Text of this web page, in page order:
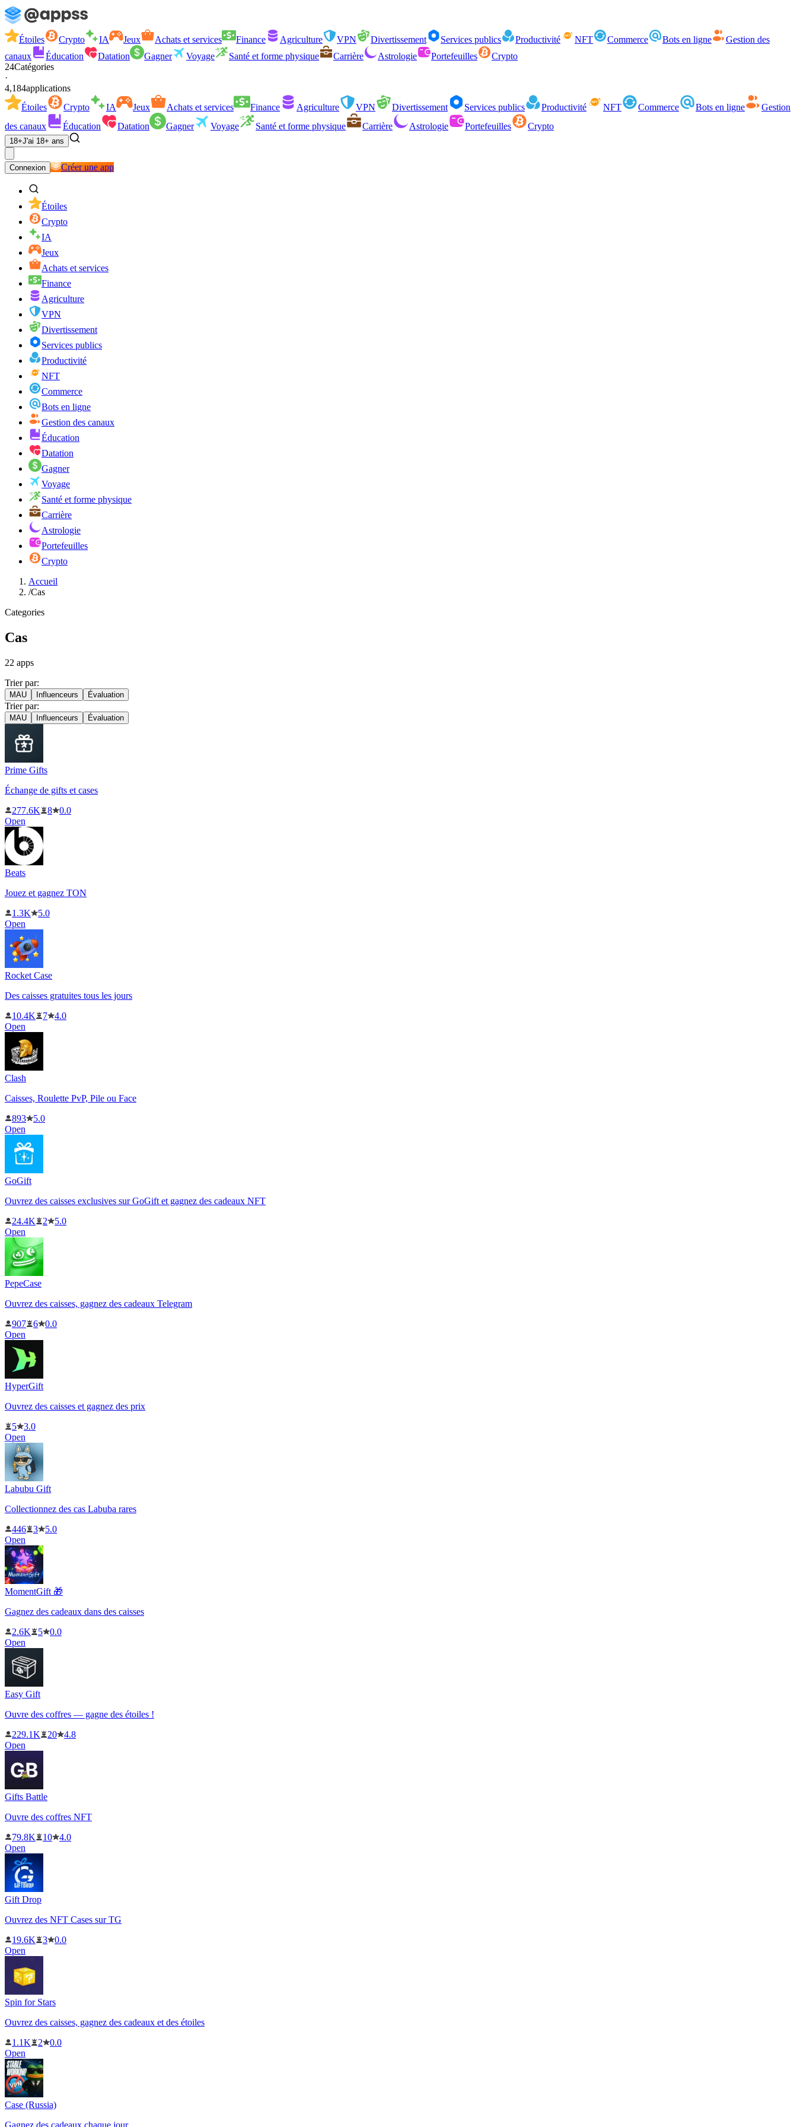
Étoiles Crypto IA Jeux Achats et services Finance Agriculture VPN Divertissement Services publics Productivité NFT Commerce Bots en ligne
Gestion des
canaux
Éducation Datation Gagner Voyage Santé et forme physique Carrière Astrologie Portefeuilles
Crypto
24Catégories
·
4,184applications
Étoiles
Crypto IA Jeux Achats et services Finance Agriculture VPN Divertissement Services publics Productivité NFT Commerce Bots en ligne
Gestion
des canaux
Éducation Datation Gagner Voyage Santé et forme physique Carrière Astrologie Portefeuilles Crypto
18+J'ai 18+ ans
Connexion Créer une app
Étoiles
Crypto
IA
Jeux
Achats et services
Finance
Agriculture
VPN
Divertissement
Services publics
Productivité
NFT
Commerce
Bots en ligne
Gestion des canaux
Éducation
Datation
Gagner
Voyage
Santé et forme physique
Carrière
Astrologie
Portefeuilles
Crypto
Accueil
/Cas
Categories
Cas
22 apps
Trier par:
MAU Influenceurs Évaluation
Trier par:
MAU Influenceurs Évaluation
Prime Gifts
Échange de gifts et cases
277.6K
8
0.0
Open
Beats
Jouez et gagnez TON
1.3K
5.0
Open
Rocket Case
Des caisses gratuites tous les jours
10.4K
7
4.0
Open
Clash
Caisses, Roulette PvP, Pile ou Face
893
5.0
Open
GoGift
Ouvrez des caisses exclusives sur GoGift et gagnez des cadeaux NFT
24.4K
2
5.0
Open
PepeCase
Ouvrez des caisses, gagnez des cadeaux Telegram
907
6
0.0
Open
HyperGift
Ouvrez des caisses et gagnez des prix
5
3.0
Open
Labubu Gift
Collectionnez des cas Labuba rares
446
3
5.0
Open
MomentGift 🎁
Gagnez des cadeaux dans des caisses
2.6K
5
0.0
Open
Easy Gift
Ouvre des coffres — gagne des étoiles !
229.1K
20
4.8
Open
Gifts Battle
Ouvre des coffres NFT
79.8K
10
4.0
Open
Gift Drop
Ouvrez des NFT Cases sur TG
19.6K
3
0.0
Open
Spin for Stars
Ouvrez des caisses, gagnez des cadeaux et des étoiles
1.1K
2
0.0
Open
Case (Russia)
Gagnez des cadeaux chaque jour